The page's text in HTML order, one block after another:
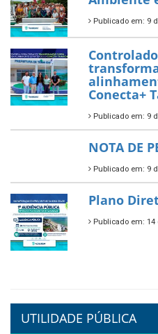
município.
Publicado em: 10
Prefeitura
inscrições
Publicado em: 9
🌳🌱
Publicado em: 9
🌿🚤
Ambiente
Conecta+